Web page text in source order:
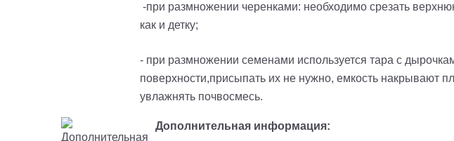
-при размножении черенками: необходимо срезать
как и детку;
- при размножении семенами используется тара с
поверхности,присыпать их не нужно, емкость накрывают
увлажнять почвосмесь.
Дополнительная информация: